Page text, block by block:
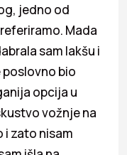
jedno od
Mada
sam lakšu i
poslovno bio
opcija u
vožnje na
i zato nisam